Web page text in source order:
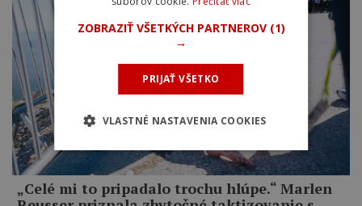
„Celé mi to pripadalo trochu hlúpe.“ Marlen
ZOBRAZIŤ VŠETKÝCH PARTNEROV (1)
→
PRIJAŤ VŠETKO
VLASTNÉ NASTAVENIA COOKIES